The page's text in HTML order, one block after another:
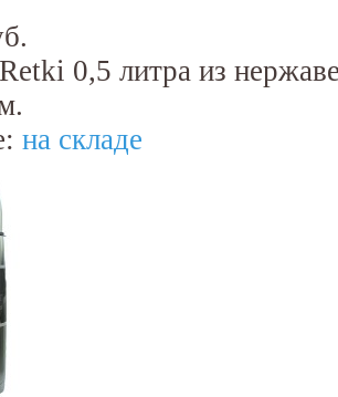
0,5 литра из
на складе